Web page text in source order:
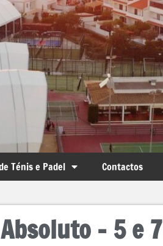
Ténis e Padel Contactos
– 5 e 7